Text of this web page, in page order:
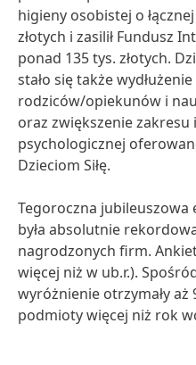
higieny osobistej o
złotych i zasilił Fundusz
ponad 135 tys. złotych.
stało się także
rodziców/opiekunów i
oraz zwiększenie zakresu
psychologicznej
Dzieciom Siłę.
Tegoroczna jubileuszowa
była absolutnie
nagrodzonych firm.
więcej niż w ub.r.).
wyróżnienie otrzymały
podmioty więcej niż rok